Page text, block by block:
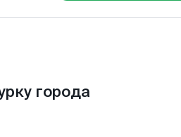
города